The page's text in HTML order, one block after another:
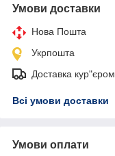
Умови доставки
Нова Пошта
Укрпошта
Доставка кур"єром
Всі умови доставки
Умови оплати